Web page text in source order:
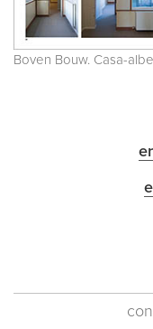
Boven Bouw. Casa-